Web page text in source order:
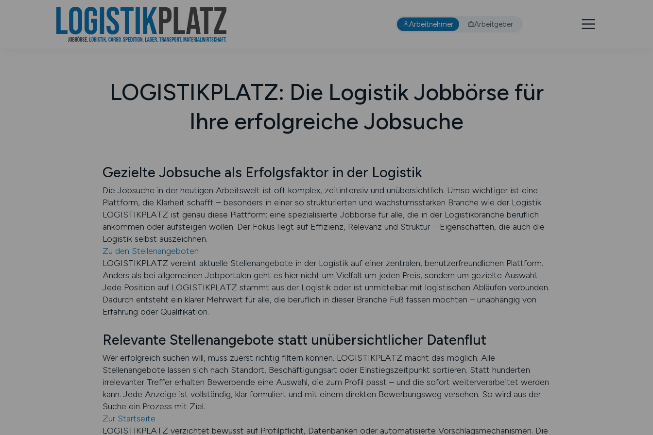
Arbeitnehmer Arbeitgeber
LOGISTIKPLATZ: Die Logistik Jobbörse für
Ihre erfolgreiche Jobsuche
Gezielte Jobsuche als Erfolgsfaktor in der Logistik
Die Jobsuche in der heutigen Arbeitswelt ist oft komplex, zeitintensiv und unübersichtlich. Umso wichtiger ist eine
Plattform, die Klarheit schafft – besonders in einer so strukturierten und wachstumsstarken Branche wie der Logistik.
LOGISTIKPLATZ ist genau diese Plattform: eine spezialisierte Jobbörse für alle, die in der Logistikbranche beruflich
ankommen oder aufsteigen wollen. Der Fokus liegt auf Effizienz, Relevanz und Struktur – Eigenschaften, die auch die
Logistik selbst auszeichnen.
Zu den Stellenangeboten
LOGISTIKPLATZ vereint aktuelle Stellenangebote in der Logistik auf einer zentralen, benutzerfreundlichen Plattform.
Anders als bei allgemeinen Jobportalen geht es hier nicht um Vielfalt um jeden Preis, sondern um gezielte Auswahl.
Jede Position auf LOGISTIKPLATZ stammt aus der Logistik oder ist unmittelbar mit logistischen Abläufen verbunden.
Dadurch entsteht ein klarer Mehrwert für alle, die beruflich in dieser Branche Fuß fassen möchten – unabhängig von
Erfahrung oder Qualifikation.
Relevante Stellenangebote statt unübersichtlicher Datenflut
Wer erfolgreich suchen will, muss zuerst richtig filtern können. LOGISTIKPLATZ macht das möglich: Alle
Stellenangebote lassen sich nach Standort, Beschäftigungsart oder Einstiegszeitpunkt sortieren. Statt hunderten
irrelevanter Treffer erhalten Bewerbende eine Auswahl, die zum Profil passt – und die sofort weiterverarbeitet werden
kann. Jede Anzeige ist vollständig, klar formuliert und mit einem direkten Bewerbungsweg versehen. So wird aus der
Suche ein Prozess mit Ziel.
Zur Startseite
LOGISTIKPLATZ verzichtet bewusst auf Profilpflicht, Datenbanken oder automatisierte Vorschlagsmechanismen. Die